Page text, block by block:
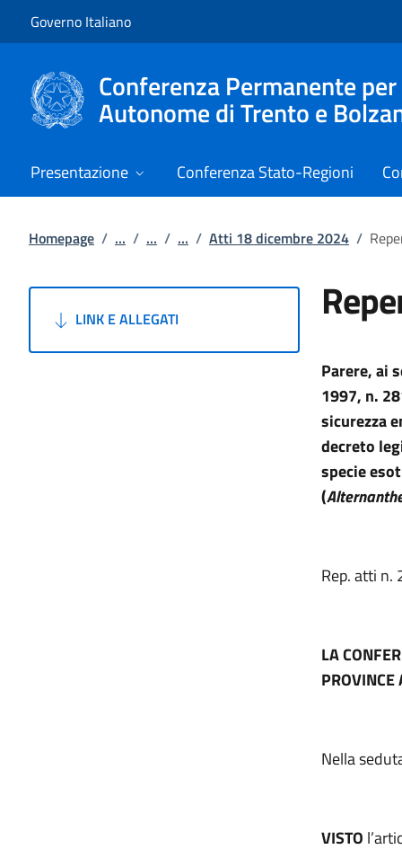
Governo Italiano
Conferenza Permanente
Autonome di Trento e
Presentazione Conferenza Stato-Regioni
Homepage / ... / ... / ... / Atti 18 dicembre 2024 /
LINK E ALLEGATI
Parere, ai
1997, n.
sicurezza
decreto
specie
(
Rep. atti n.
LA
PROVINCE
Nella
VISTO